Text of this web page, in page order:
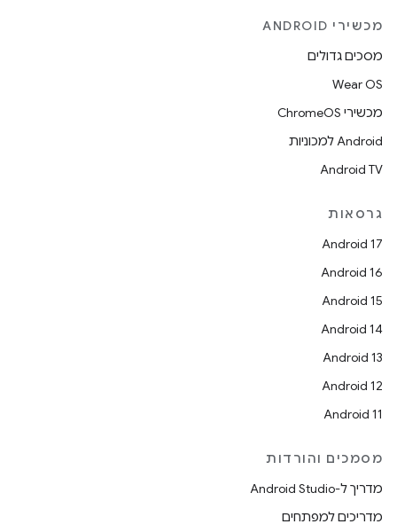
מכשירי ANDROID
מסכים גדולים
Wear OS
מכשירי ChromeOS
Android למכוניות
Android TV
גרסאות
Android 17
Android 16
Android 15
Android 14
Android 13
Android 12
Android 11
מסמכים והורדות
מדריך ל-Android Studio
מדריכים למפתחים